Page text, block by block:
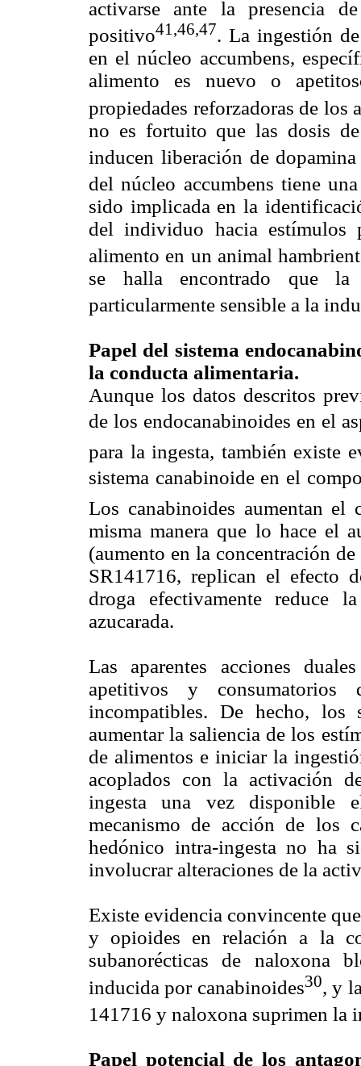
activarse ante la presencia
positivo41,46,47. La ingestión
en el núcleo accumbens,
alimento es nuevo o
propiedades reforzadoras de los
no es fortuito que las dosis
inducen liberación de
del núcleo accumbens tiene
sido implicada en la
del individuo hacia estímulos
alimento en un animal
se halla encontrado que
particularmente sensible a la
Papel del sistema
la conducta alimentaria.
Aunque los datos descritos
de los endocanabinoides en el
para la ingesta, también existe
sistema canabinoide en el
Los canabinoides aumentan el
misma manera que lo hace el
(aumento en la concentración
SR141716, replican el efecto
droga efectivamente reduce
azucarada.
Las aparentes acciones
apetitivos y
incompatibles. De hecho, los
aumentar la saliencia de los
de alimentos e iniciar la
acoplados con la activación
ingesta una vez disponible
mecanismo de acción de los
hedónico intra-ingesta no ha
involucrar alteraciones de la
Existe evidencia convincente
y opioides en relación a la
subanorécticas de naloxona
inducida por canabinoides30, y
141716 y naloxona suprimen la
Papel potencial de los